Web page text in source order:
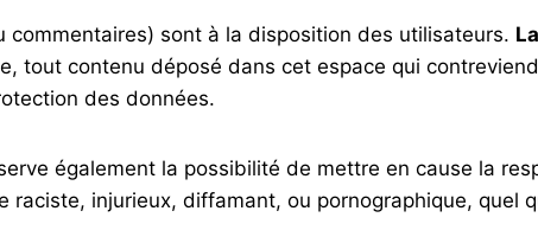
sont à la disposition des utilisateurs.
tout contenu déposé dans cet espace qui
des données.
également la possibilité de mettre en cause la
raciste, injurieux, diffamant, ou pornographique, quel